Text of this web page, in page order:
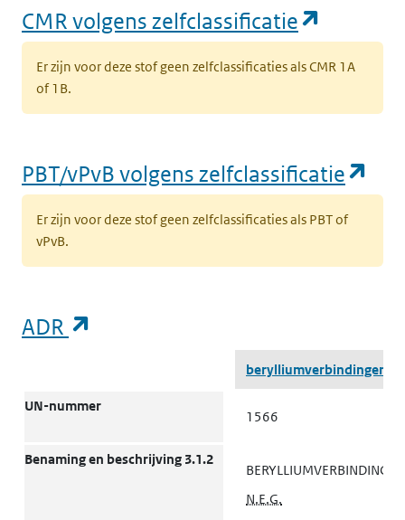
CMR volgens zelfclassificatie
Er zijn voor deze stof geen zelfclassificaties als CMR 1A
of 1B.
PBT/vPvB volgens zelfclassificatie
Er zijn voor deze stof geen zelfclassificaties als PBT of
vPvB.
ADR
berylliumverbindingen
UN-nummer
1566
Benaming en beschrijving 3.1.2
BERYLLIUMVERBINDING,
N.E.G.